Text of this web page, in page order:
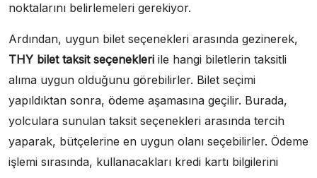
noktalarını belirlemeleri gerekiyor.
Ardından, uygun bilet seçenekleri arasında gezinerek,
THY bilet taksit seçenekleri ile hangi biletlerin taksitli
alıma uygun olduğunu görebilirler. Bilet seçimi
yapıldıktan sonra, ödeme aşamasına geçilir. Burada,
yolculara sunulan taksit seçenekleri arasında tercih
yaparak, bütçelerine en uygun olanı seçebilirler. Ödeme
işlemi sırasında, kullanacakları kredi kartı bilgilerini